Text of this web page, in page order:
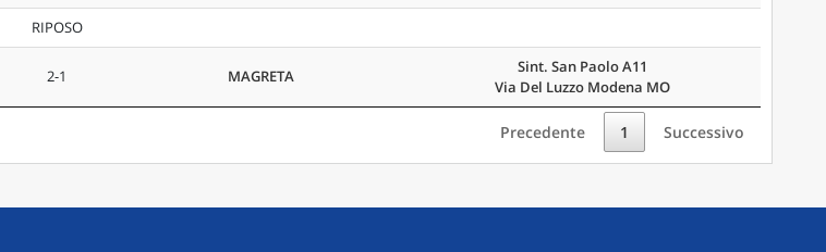
RIPOSO
2-1 MAGRETA
Sint. San Paolo A11
Via Del Luzzo Modena MO
Precedente 1 Successivo